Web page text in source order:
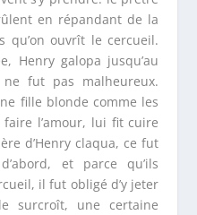
en répandant de la
ouvrît le cercueil.
Henry galopa jusqu’au
fut pas malheureux.
fille blonde comme les
l’amour, lui fit cuire
d’Henry claqua, ce fut
et parce qu’ils
il fut obligé d’y jeter
surcroît, une certaine